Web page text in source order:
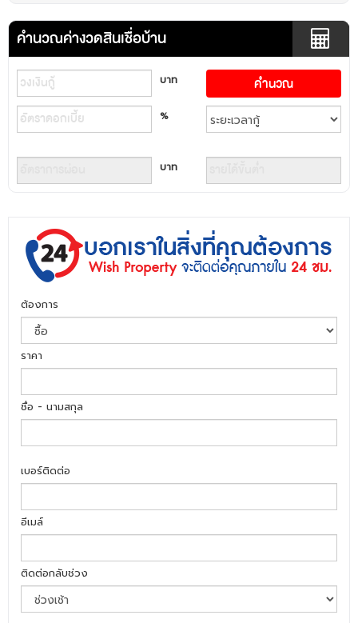
คำนวณค่างวดสินเชื่อบ้าน
บาท
%
บาท
ต้องการ
ราคา
ชื่อ - นามสกุล
เบอร์ติดต่อ
อีเมล์
ติดต่อกลับช่วง